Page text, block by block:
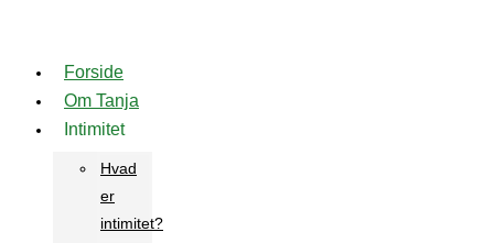
indhold
Forside
Om Tanja
Intimitet
Hvad
er
intimitet?